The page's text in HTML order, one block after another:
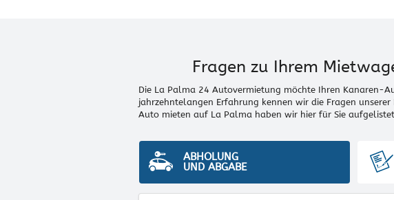
Fragen zu Ihrem
Die La Palma 24 Autovermietung möchte Ihren Kanaren-
jahrzehntelangen Erfahrung kennen wir die Fragen
Auto mieten auf La Palma haben wir hier für Sie
ABHOLUNG
UND ABGABE